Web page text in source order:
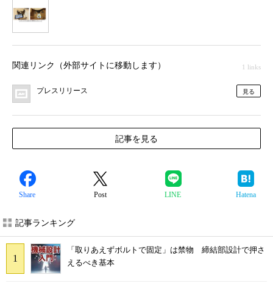
関連リンク（外部サイトに移動します） 1 links
プレスリリース 見る
記事を見る
Share Post LINE Hatena
記事ランキング
「取りあえずボルトで固定」は禁物 締結部設計で押さ
えるべき基本